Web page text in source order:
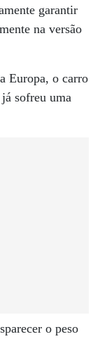
garantir
na versão
Europa, o carro
sofreu uma
o peso